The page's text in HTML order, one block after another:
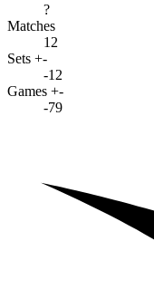
?
Matches
12
Sets +-
-12
Games +-
-79